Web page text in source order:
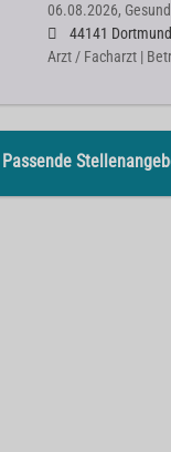
06.08.2026,
44141
Arzt / Facharzt |
Passende